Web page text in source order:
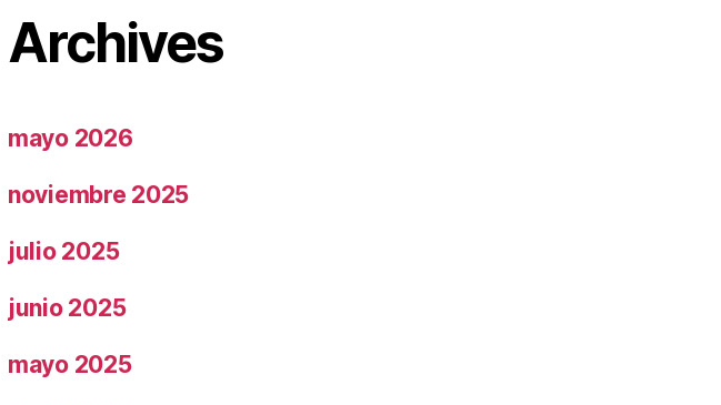
Archives
mayo 2026
noviembre 2025
julio 2025
junio 2025
mayo 2025